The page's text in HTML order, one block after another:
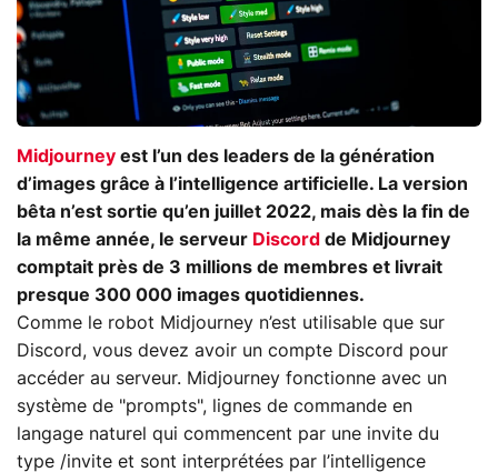
Midjourney est l’un des leaders de la génération
d’images grâce à l’intelligence artificielle. La version
bêta n’est sortie qu’en juillet 2022, mais dès la fin de
la même année, le serveur Discord de Midjourney
comptait près de 3 millions de membres et livrait
presque 300 000 images quotidiennes.
Comme le robot Midjourney n’est utilisable que sur
Discord, vous devez avoir un compte Discord pour
accéder au serveur. Midjourney fonctionne avec un
système de "prompts", lignes de commande en
langage naturel qui commencent par une invite du
type /invite et sont interprétées par l’intelligence